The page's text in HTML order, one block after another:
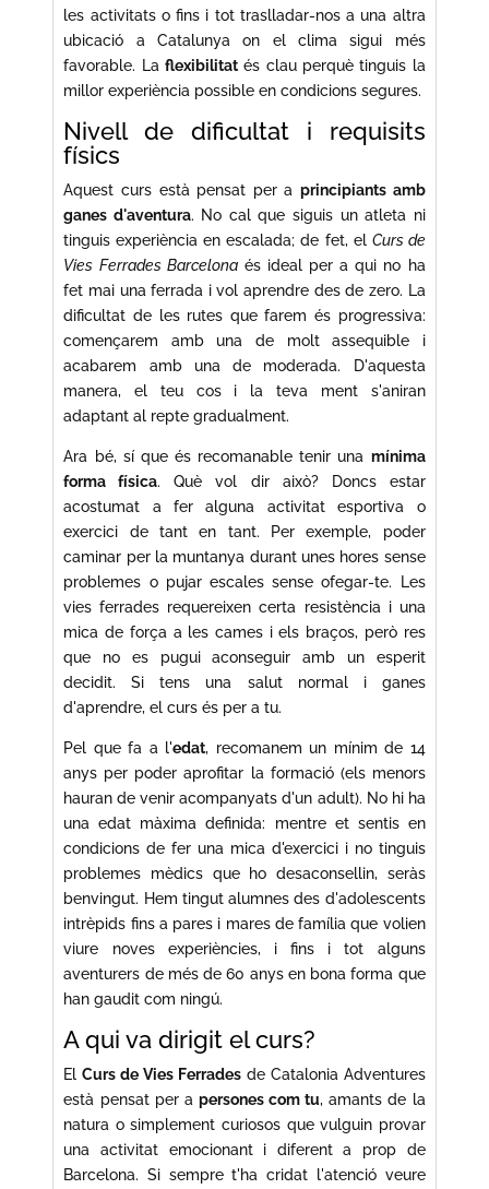
les activitats o fins i tot traslladar-nos a una altra
ubicació a Catalunya on el clima sigui més
favorable. Laflexibilitat és clau perquè tinguis la
millor experiència possible en condicions segures.
Nivell de dificultat i requisits
físics
Aquest curs està pensat per a principiants amb
ganes d'aventura. No cal que siguis un atleta ni
tinguis experiència en escalada; de fet, el Curs de
Vies Ferrades Barcelonaés ideal per a qui no ha
fet mai una ferrada i vol aprendre des de zero. La
dificultat de les rutes que farem és progressiva:
començarem amb una de molt assequible i
acabarem amb una de moderada. D'aquesta
manera, el teu cos i la teva ment s'aniran
adaptant al repte gradualment.
Ara bé, sí que és recomanable tenir una mínima
forma física. Què vol dir això? Doncs estar
acostumat a fer alguna activitat esportiva o
exercici de tant en tant. Per exemple, poder
caminar per la muntanya durant unes hores sense
problemes o pujar escales sense ofegar-te. Les
vies ferrades requereixen certa resistència i una
mica de força a les cames i els braços, però res
que no es pugui aconseguir amb un esperit
decidit. Si tens una salut normal i ganes
d'aprendre, el curs és per a tu.
Pel que fa a l'edat, recomanem un mínim de 14
anys per poder aprofitar la formació (els menors
hauran de venir acompanyats d'un adult). No hi ha
una edat màxima definida: mentre et sentis en
condicions de fer una mica d'exercici i no tinguis
problemes mèdics que ho desaconsellin, seràs
benvingut. Hem tingut alumnes des d'adolescents
intrèpids fins a pares i mares de família que volien
viure noves experiències, i fins i tot alguns
aventurers de més de 60 anys en bona forma que
han gaudit com ningú.
A qui va dirigit el curs?
ElCurs de Vies Ferradesde Catalonia Adventures
està pensat per a persones com tu, amants de la
natura o simplement curiosos que vulguin provar
una activitat emocionant i diferent a prop de
Barcelona. Si sempre t'ha cridat l'atenció veure